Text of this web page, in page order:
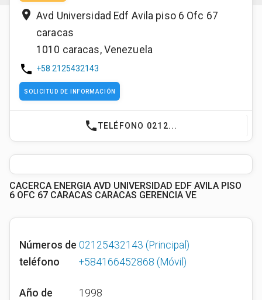
place Avd Universidad Edf Avila piso 6 Ofc 67
caracas
1010 caracas, Venezuela
phone +58 2125432143
SOLICITUD DE INFORMACIÓN
phoneTELÉFONO 0212...
CACERCA ENERGIA AVD UNIVERSIDAD EDF AVILA PISO
6 OFC 67 CARACAS CARACAS GERENCIA VE
Números de
teléfono
02125432143 (Principal)
+584166452868 (Móvil)
Año de
1998